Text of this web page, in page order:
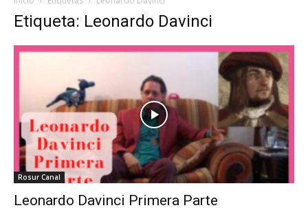
Etiqueta: Leonardo Davinci
Rosur Canal
Leonardo Davinci Primera Parte